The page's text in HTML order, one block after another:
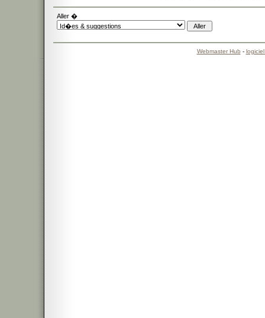
Aller �
Webmaster Hub -